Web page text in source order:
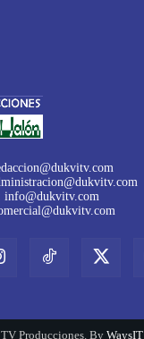
info@dukvitv.com
Producciones. ByWaysIT